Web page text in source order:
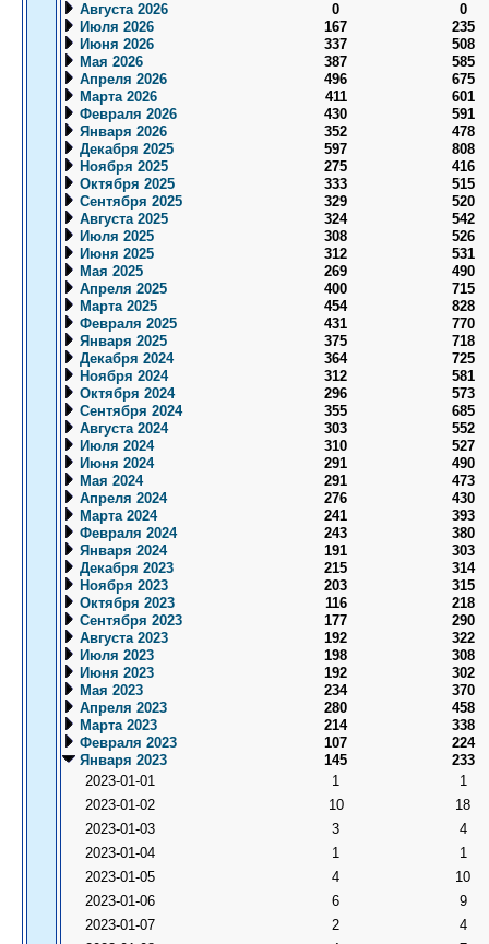
Августа 2026
0
0
Июля 2026
167
235
Июня 2026
337
508
Мая 2026
387
585
Апреля 2026
496
675
Марта 2026
411
601
Февраля 2026
430
591
Января 2026
352
478
Декабря 2025
597
808
Ноября 2025
275
416
Октября 2025
333
515
Сентября 2025
329
520
Августа 2025
324
542
Июля 2025
308
526
Июня 2025
312
531
Мая 2025
269
490
Апреля 2025
400
715
Марта 2025
454
828
Февраля 2025
431
770
Января 2025
375
718
Декабря 2024
364
725
Ноября 2024
312
581
Октября 2024
296
573
Сентября 2024
355
685
Августа 2024
303
552
Июля 2024
310
527
Июня 2024
291
490
Мая 2024
291
473
Апреля 2024
276
430
Марта 2024
241
393
Февраля 2024
243
380
Января 2024
191
303
Декабря 2023
215
314
Ноября 2023
203
315
Октября 2023
116
218
Сентября 2023
177
290
Августа 2023
192
322
Июля 2023
198
308
Июня 2023
192
302
Мая 2023
234
370
Апреля 2023
280
458
Марта 2023
214
338
Февраля 2023
107
224
Января 2023
145
233
2023-01-01
1
1
2023-01-02
10
18
2023-01-03
3
4
2023-01-04
1
1
2023-01-05
4
10
2023-01-06
6
9
2023-01-07
2
4